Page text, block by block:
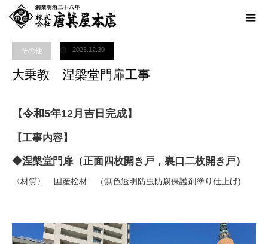
ホーム
ブログ
その他
その他 2023.12.30
大乗教 涅槃堂門扉工事
【令和5年12月吉日完成】
【工事内容】
◆涅槃堂門扉（正面四枚開き戸，裏口二枚開き戸）
〈材質〉 国産桧材 （無色透明防虫防腐保護剤塗り仕上げ)